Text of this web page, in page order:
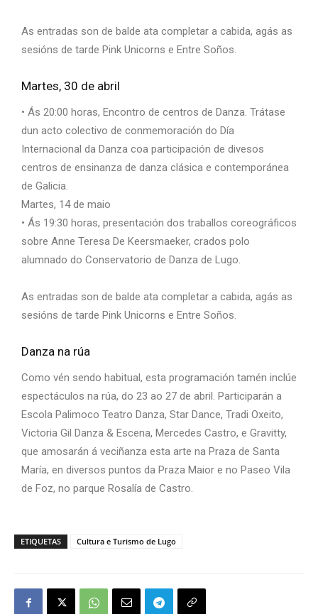
As entradas son de balde ata completar a cabida, agás as
sesións de tarde Pink Unicorns e Entre Soños.
Martes, 30 de abril
• Ás 20:00 horas, Encontro de centros de Danza. Trátase
dun acto colectivo de conmemoración do Día
Internacional da Danza coa participación de divesos
centros de ensinanza de danza clásica e contemporánea
de Galicia.
Martes, 14 de maio
• Ás 19:30 horas, presentación dos traballos coreográficos
sobre Anne Teresa De Keersmaeker, crados polo
alumnado do Conservatorio de Danza de Lugo.
As entradas son de balde ata completar a cabida, agás as
sesións de tarde Pink Unicorns e Entre Soños.
Danza na rúa
Como vén sendo habitual, esta programación tamén inclúe
espectáculos na rúa, do 23 ao 27 de abril. Participarán a
Escola Palimoco Teatro Danza, Star Dance, Tradi Oxeito,
Victoria Gil Danza & Escena, Mercedes Castro, e Gravitty,
que amosarán á veciñanza esta arte na Praza de Santa
María, en diversos puntos da Praza Maior e no Paseo Vila
de Foz, no parque Rosalía de Castro.
ETIQUETAS Cultura e Turismo de Lugo